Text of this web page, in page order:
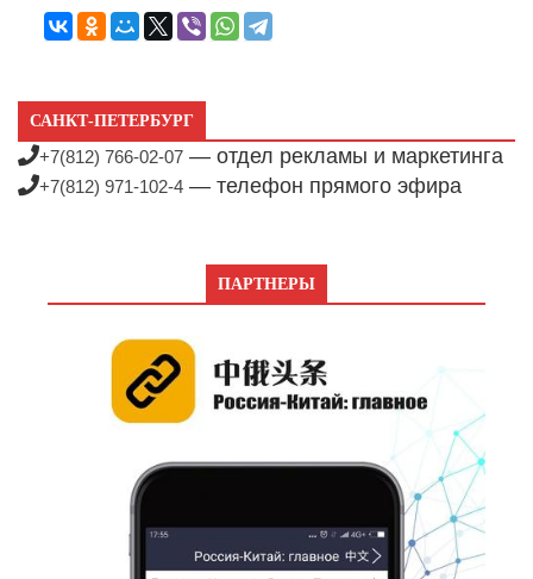
САНКТ-ПЕТЕРБУРГ
+7(812) 766-02-07 — отдел рекламы и маркетинга
+7(812) 971-102-4 — телефон прямого эфира
ПАРТНЕРЫ